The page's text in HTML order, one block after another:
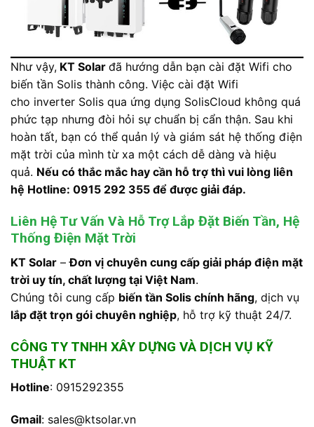
Như vậy, KT Solar đã hướng dẫn bạn cài đặt Wifi cho
biến tần Solis thành công. Việc cài đặt Wifi
cho inverter Solis qua ứng dụng SolisCloud không quá
phức tạp nhưng đòi hỏi sự chuẩn bị cẩn thận. Sau khi
hoàn tất, bạn có thể quản lý và giám sát hệ thống điện
mặt trời của mình từ xa một cách dễ dàng và hiệu
quả. Nếu có thắc mắc hay cần hỗ trợ thì vui lòng liên
hệ Hotline: 0915 292 355 để được giải đáp.
Liên Hệ Tư Vấn Và Hỗ Trợ Lắp Đặt Biến Tần, Hệ
Thống Điện Mặt Trời
KT Solar –Đơn vị chuyên cung cấp giải pháp điện mặt
trời uy tín, chất lượng tại Việt Nam.
Chúng tôi cung cấp biến tần Solis chính hãng, dịch vụ
lắp đặt trọn gói chuyên nghiệp, hỗ trợ kỹ thuật 24/7.
CÔNG TY TNHH XÂY DỰNG VÀ DỊCH VỤ KỸ
THUẬT KT
Hotline: 0915292355
Gmail: sales@ktsolar.vn